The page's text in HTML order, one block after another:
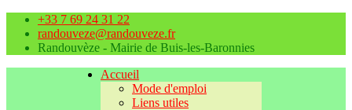
+33 7 69 24 31 22
randouveze@randouveze.fr
Randouvèze - Mairie de Buis-les-Baronnies
Accueil
Mode d'emploi
Liens utiles